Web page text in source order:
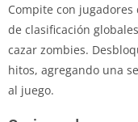
Compite con
de clasificación
cazar zombies.
hitos, agregando una
al juego.